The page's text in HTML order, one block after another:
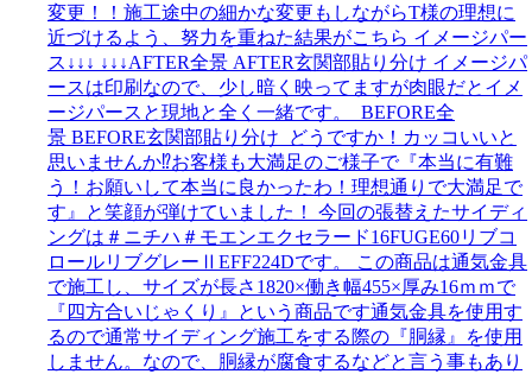
変更！！施工途中の細かな変更もしながらT様の理想に
近づけるよう、努力を重ねた結果がこちら イメージパー
ス↓↓↓ ↓↓↓AFTER全景 AFTER玄関部貼り分け イメージパ
ースは印刷なので、少し暗く映ってますが肉眼だとイメ
ージパースと現地と全く一緒です。 BEFORE全
景 BEFORE玄関部貼り分け どうですか！カッコいいと
思いませんか⁉お客様も大満足のご様子で『本当に有難
う！お願いして本当に良かったわ！理想通りで大満足で
す』と笑顔が弾けていました！ 今回の張替えたサイディ
ングは＃ニチハ＃モエンエクセラード16FUGE60リブコ
ロールリブグレーⅡEFF224Dです。 この商品は通気金具
で施工し、サイズが長さ1820×働き幅455×厚み16ｍｍで
『四方合いじゃくり』という商品です通気金具を使用す
るので通常サイディング施工をする際の『胴縁』を使用
しません。なので、胴縁が腐食するなどと言う事もあり